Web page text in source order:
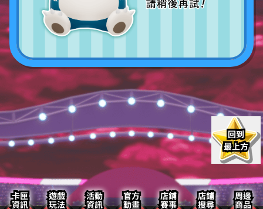
卡匣
資訊
遊戲
玩法
活動
資訊
官方
動畫
店鋪
賽事
店鋪
搜尋
周邊
商品
回到
最上方